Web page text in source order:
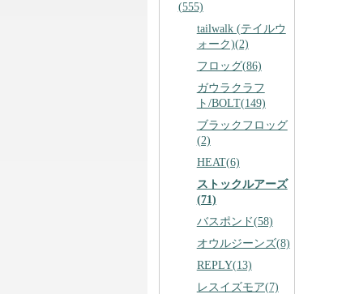
(555)
tailwalk (テイルウ
ォーク)(2)
フロッグ(86)
ガウラクラフ
ト/BOLT(149)
ブラックフロッグ
(2)
HEAT(6)
ストックルアーズ
(71)
バスポンド(58)
オウルジーンズ(8)
REPLY(13)
レスイズモア(7)